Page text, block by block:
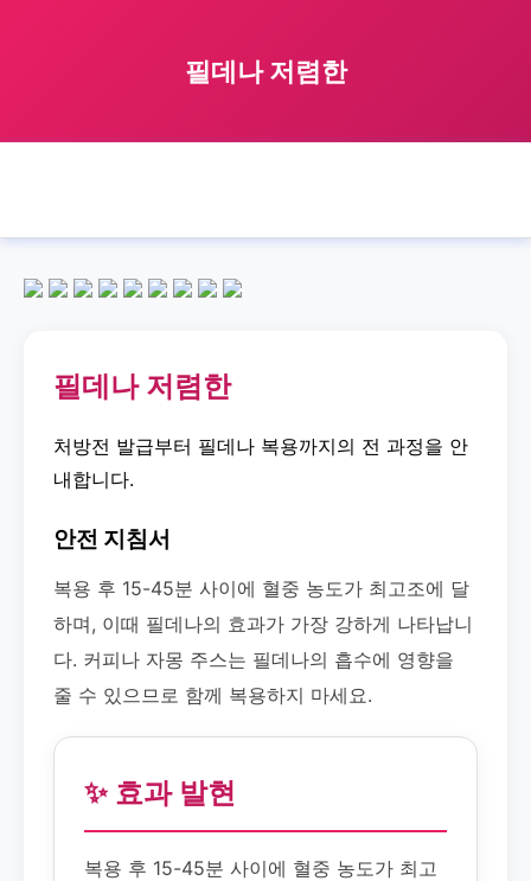
필데나 저렴한
필데나 저렴한
처방전 발급부터 필데나 복용까지의 전 과정을 안
내합니다.
안전 지침서
복용 후 15-45분 사이에 혈중 농도가 최고조에 달
하며, 이때 필데나의 효과가 가장 강하게 나타납니
다. 커피나 자몽 주스는 필데나의 흡수에 영향을
줄 수 있으므로 함께 복용하지 마세요.
✨ 효과 발현
복용 후 15-45분 사이에 혈중 농도가 최고